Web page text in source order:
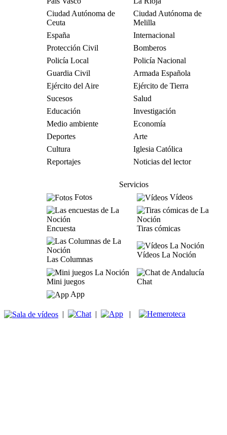
Ciudad Autónoma de
Ceuta
Ciudad Autónoma de
Melilla
España
Internacional
Protección Civil
Bomberos
Policía Local
Policía Nacional
Guardia Civil
Armada Española
Ejército del Aire
Ejército de Tierra
Sucesos
Salud
Educación
Investigación
Medio ambiente
Economía
Deportes
Arte
Cultura
Iglesia Católica
Reportajes
Noticias del lector
Servicios
Fotos
Vídeos
Encuesta Tiras cómicas
Las Columnas
Vídeos La Noción
Mini juegos
Chat
App
| | |